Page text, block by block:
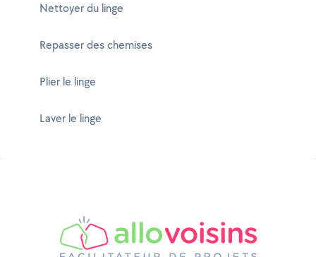
Nettoyer du linge
Repasser des chemises
Plier le linge
Laver le linge